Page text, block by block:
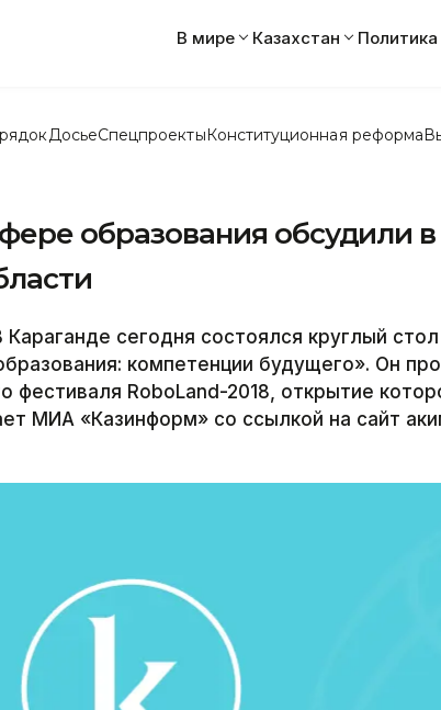
В мире Казахстан Политика
ДосьеСпецпроектыКонституционная реформа
образования обсудили в
сегодня состоялся круглый
компетенции будущего». Он
фестиваля RoboLand-2018, открытие
МИА «Казинформ» со ссылкой на сайт